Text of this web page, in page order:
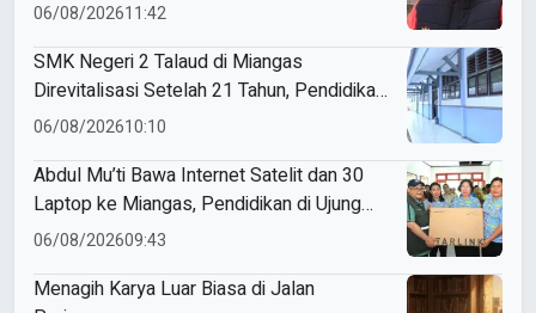
06/08/202611:42
SMK Negeri 2 Talaud di Miangas
Direvitalisasi Setelah 21 Tahun, Pendidikan
3T Makin Berkualitas
06/08/202610:10
Abdul Mu’ti Bawa Internet Satelit dan 30
Laptop ke Miangas, Pendidikan di Ujung
Negeri Makin Digital
06/08/202609:43
Menagih Karya Luar Biasa di Jalan